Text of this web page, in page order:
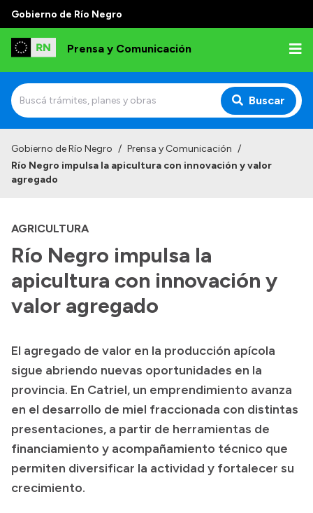
Gobierno de Río Negro
Prensa y Comunicación
Buscar
Institucional
Referentes de prensa
Archivo de noticias
Transparencia
Boletín Oficial
Compras y licitaciones
Consulta de expedientes
Consulta de pago a proveedores
Convocatorias
Intranet
Gobierno de Río Negro / Prensa y Comunicación /
Río Negro impulsa la apicultura con innovación y valor
agregado
AGRICULTURA
Río Negro impulsa la
apicultura con innovación y
valor agregado
El agregado de valor en la producción apícola
sigue abriendo nuevas oportunidades en la
provincia. En Catriel, un emprendimiento avanza
en el desarrollo de miel fraccionada con distintas
presentaciones, a partir de herramientas de
financiamiento y acompañamiento técnico que
permiten diversificar la actividad y fortalecer su
crecimiento.